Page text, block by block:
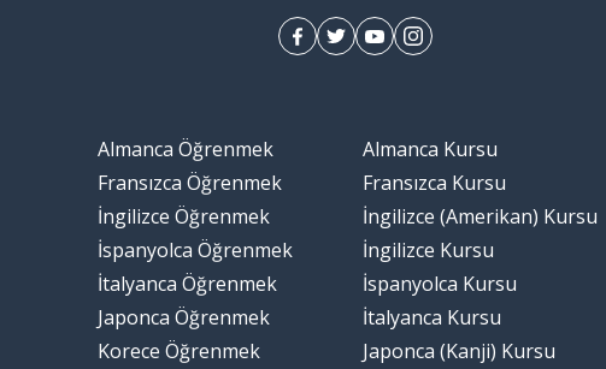
Almanca Öğrenmek
Fransızca Öğrenmek
İngilizce Öğrenmek
İspanyolca Öğrenmek
İtalyanca Öğrenmek
Japonca Öğrenmek
Korece Öğrenmek
Almanca Kursu
Fransızca Kursu
İngilizce (Amerikan) Kursu
İngilizce Kursu
İspanyolca Kursu
İtalyanca Kursu
Japonca (Kanji) Kursu